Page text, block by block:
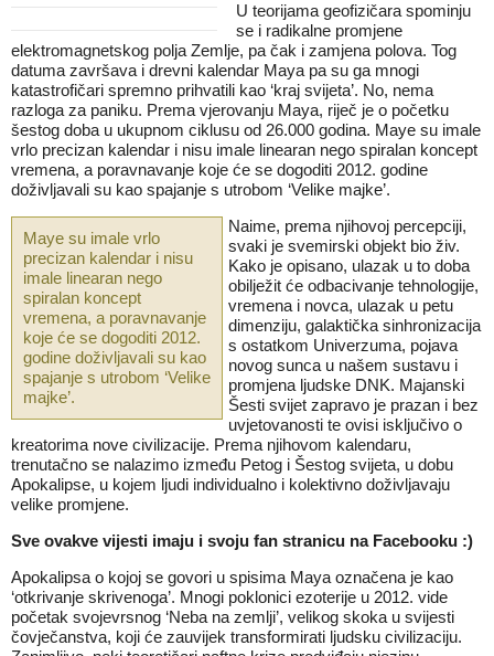
U teorijama geofizičara spominju
se i radikalne promjene
elektromagnetskog polja Zemlje, pa čak i zamjena polova. Tog
datuma završava i drevni kalendar Maya pa su ga mnogi
katastrofičari spremno prihvatili kao ‘kraj svijeta’. No, nema
razloga za paniku. Prema vjerovanju Maya, riječ je o početku
šestog doba u ukupnom ciklusu od 26.000 godina. Maye su imale
vrlo precizan kalendar i nisu imale linearan nego spiralan koncept
vremena, a poravnavanje koje će se dogoditi 2012. godine
doživljavali su kao spajanje s utrobom ‘Velike majke’.
Maye su imale vrlo
precizan kalendar i nisu
imale linearan nego
spiralan koncept
vremena, a poravnavanje
koje će se dogoditi 2012.
godine doživljavali su kao
spajanje s utrobom ‘Velike
majke’.
Naime, prema njihovoj percepciji,
svaki je svemirski objekt bio živ.
Kako je opisano, ulazak u to doba
obilježit će odbacivanje tehnologije,
vremena i novca, ulazak u petu
dimenziju, galaktička sinhronizacija
s ostatkom Univerzuma, pojava
novog sunca u našem sustavu i
promjena ljudske DNK. Majanski
Šesti svijet zapravo je prazan i bez
uvjetovanosti te ovisi isključivo o
kreatorima nove civilizacije. Prema njihovom kalendaru,
trenutačno se nalazimo između Petog i Šestog svijeta, u dobu
Apokalipse, u kojem ljudi individualno i kolektivno doživljavaju
velike promjene.
Sve ovakve vijesti imaju i svoju fan stranicu na Facebooku :)
Apokalipsa o kojoj se govori u spisima Maya označena je kao
‘otkrivanje skrivenoga’. Mnogi poklonici ezoterije u 2012. vide
početak svojevrsnog ‘Neba na zemlji’, velikog skoka u svijesti
čovječanstva, koji će zauvijek transformirati ljudsku civilizaciju.